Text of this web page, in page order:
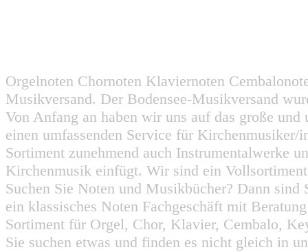
Orgelnoten Chornoten Klaviernoten
Musikversand. Der Bodensee-Musikversand
Von Anfang an haben wir uns auf das große
einen umfassenden Service für
Sortiment zunehmend auch Instrumentalwerke
Kirchenmusik einfügt. Wir sind ein
Suchen Sie Noten und Musikbücher? Dann
ein klassisches Noten Fachgeschäft mit
Sortiment für Orgel, Chor, Klavier, Cembalo,
Sie suchen etwas und finden es nicht gleich in